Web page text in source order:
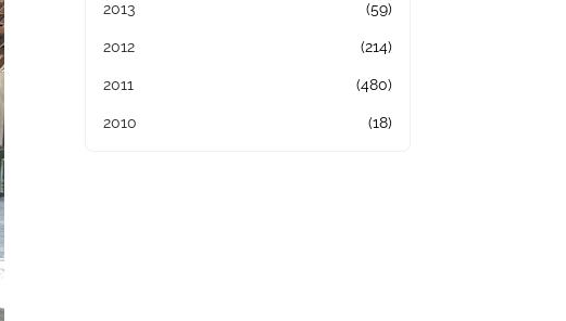
2013 (59)
2012 (214)
2011 (480)
2010 (18)